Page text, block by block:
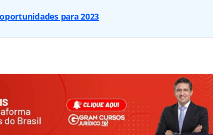
para 2023